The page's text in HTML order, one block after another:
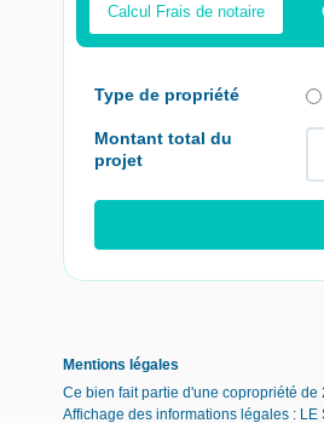
Calcul Frais de notaire
Mentions légales
Ce bien fait partie d'une copropriété
Affichage des informations légales : LE